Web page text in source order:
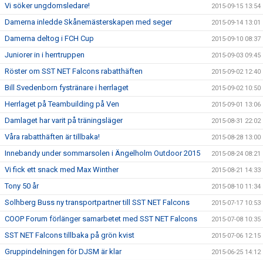
Vi söker ungdomsledare! 2015-09-15 13:54
Damerna inledde Skånemästerskapen med seger 2015-09-14 13:01
Damerna deltog i FCH Cup 2015-09-10 08:37
Juniorer in i herrtruppen 2015-09-03 09:45
Röster om SST NET Falcons rabatthäften 2015-09-02 12:40
Bill Svedenborn fystränare i herrlaget 2015-09-02 10:50
Herrlaget på Teambuilding på Ven 2015-09-01 13:06
Damlaget har varit på träningsläger 2015-08-31 22:02
Våra rabatthäften är tillbaka! 2015-08-28 13:00
Innebandy under sommarsolen i Ängelholm Outdoor 2015 2015-08-24 08:21
Vi fick ett snack med Max Winther 2015-08-21 14:33
Tony 50 år 2015-08-10 11:34
Solhberg Buss ny transportpartner till SST NET Falcons 2015-07-17 10:53
COOP Forum förlänger samarbetet med SST NET Falcons 2015-07-08 10:35
SST NET Falcons tillbaka på grön kvist 2015-07-06 12:15
Gruppindelningen för DJSM är klar 2015-06-25 14:12